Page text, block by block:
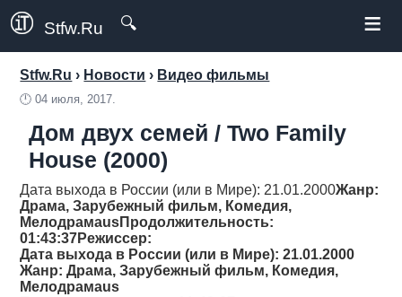
Stfw.Ru 🔍 ≡
Stfw.Ru › Новости › Видео фильмы
🕛04 июля, 2017.
Дом двух семей / Two Family
House (2000)
Дата выхода в России (или в Мире): 21.01.2000Жанр:
Драма, Зарубежный фильм, Комедия,
МелодрамаusПродолжительность:
01:43:37Режиссер:
Дата выхода в России (или в Мире): 21.01.2000
Жанр: Драма, Зарубежный фильм, Комедия,
Мелодрамаus